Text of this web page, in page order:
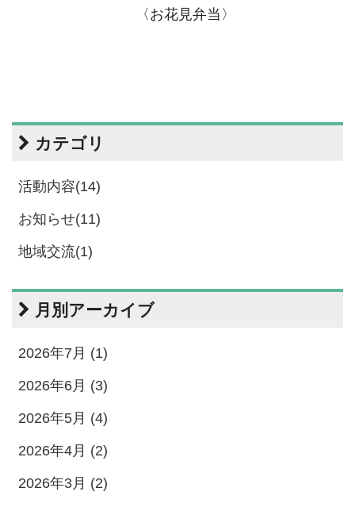
〈お花見弁当〉
カテゴリ
活動内容(14)
お知らせ(11)
地域交流(1)
月別アーカイブ
2026年7月 (1)
2026年6月 (3)
2026年5月 (4)
2026年4月 (2)
2026年3月 (2)